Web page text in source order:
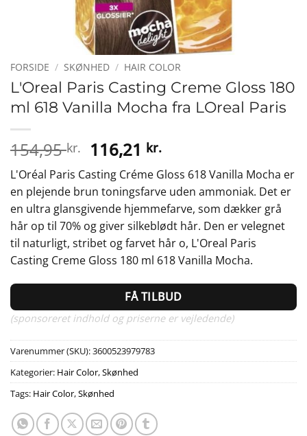
FORSIDE / SKØNHED / HAIR COLOR
L'Oreal Paris Casting Creme Gloss 180
ml 618 Vanilla Mocha fra LOreal Paris
154,95kr. Den
oprindelige
pris
var:
154,95 kr..
116,21 kr.Den
aktuelle
pris
er:
116,21 kr..
L'Oréal Paris Casting Créme Gloss 618 Vanilla Mocha er
en plejende brun toningsfarve uden ammoniak. Det er
en ultra glansgivende hjemmefarve, som dækker grå
hår op til 70% og giver silkeblødt hår. Den er velegnet
til naturligt, stribet og farvet hår o, L'Oreal Paris
Casting Creme Gloss 180 ml 618 Vanilla Mocha.
FÅ TILBUD
(sponsoreret indhold og priserne er vejledende)
Varenummer (SKU):3600523979783
Kategorier: Hair Color,Skønhed
Tags: Hair Color,Skønhed